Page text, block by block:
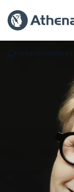
Tilbage til forsiden
Foredragsholdere